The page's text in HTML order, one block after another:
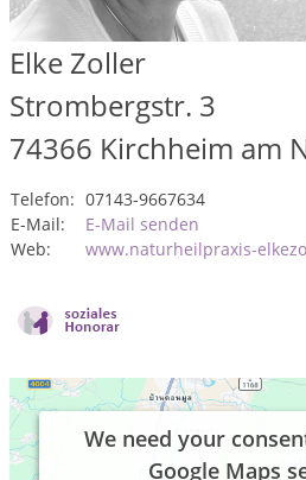
Elke Zoller
Strombergstr. 3
74366 Kirchheim am
Telefon: 07143-9667634
E-Mail:
E-Mail senden
Web:
www.naturheilpraxis-
We need your
Google Maps